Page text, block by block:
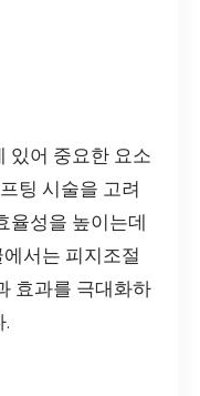
있어 중요한 요소
팅 시술을 고려
율성을 높이는데
서는 피지조절
효과를 극대화하